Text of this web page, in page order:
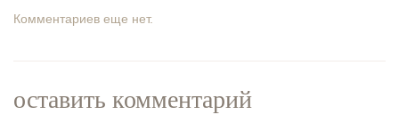
Комментариев еще нет.
оставить комментарий